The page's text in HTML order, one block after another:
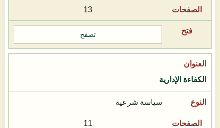
13
تصفح
الكفاءة الإدارية
سياسة شرعية
11